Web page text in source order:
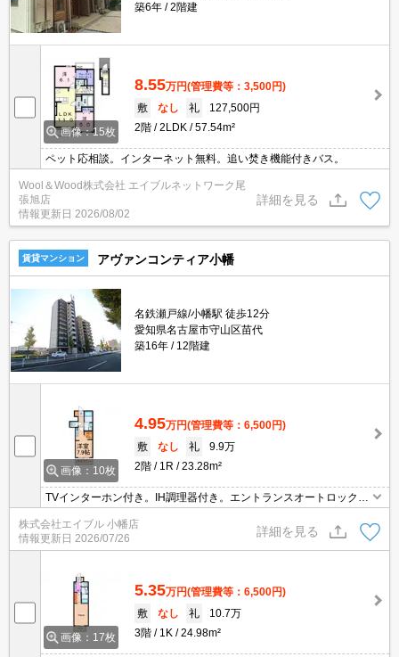
築6年
2階建
画像：15枚
8.55万円(管理費等：3,500円)
敷
なし 礼
127,500円
2階
2LDK 57.54m²
ペット応相談。インターネット無料。追い焚き機能付きバス。
Wool＆Wood株式会社 エイブルネットワーク尾
張旭店
情報更新日 2026/08/02
詳細を見る
賃貸マンション アヴァンコンティア小幡
名鉄瀬戸線/小幡駅 徒歩12分
愛知県名古屋市守山区苗代
築16年
12階建
画像：10枚
4.95万円(管理費等：6,500円)
敷
なし 礼
9.9万
2階
1R 23.28m²
TVインターホン付き。IH調理器付き。エントランスオートロック。
駐輪場登録料3,300円要。
株式会社エイブル 小幡店
情報更新日 2026/07/26
詳細を見る
画像：17枚
5.35万円(管理費等：6,500円)
敷
なし 礼
10.7万
3階
1K 24.98m²